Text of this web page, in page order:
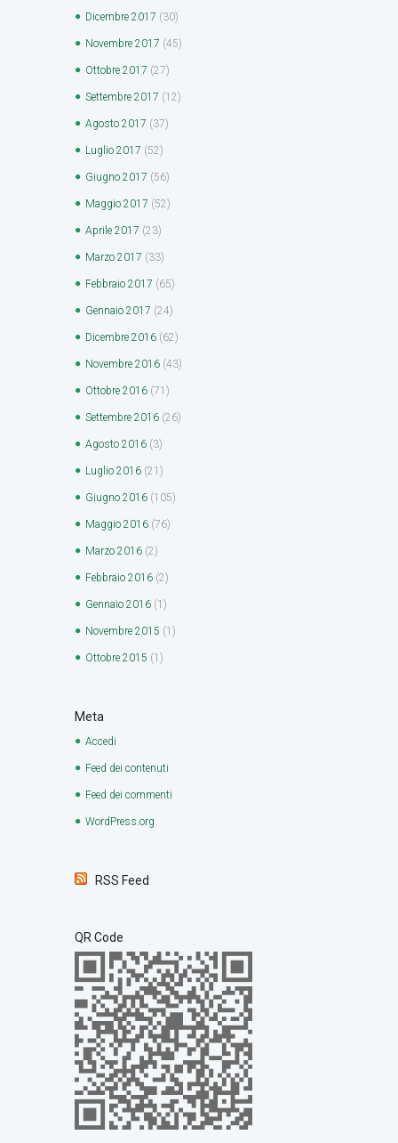
Dicembre 2017 (30)
Novembre 2017 (45)
Ottobre 2017 (27)
Settembre 2017 (12)
Agosto 2017 (37)
Luglio 2017 (52)
Giugno 2017 (56)
Maggio 2017 (52)
Aprile 2017 (23)
Marzo 2017 (33)
Febbraio 2017 (65)
Gennaio 2017 (24)
Dicembre 2016 (62)
Novembre 2016 (43)
Ottobre 2016 (71)
Settembre 2016 (26)
Agosto 2016 (3)
Luglio 2016 (21)
Giugno 2016 (105)
Maggio 2016 (76)
Marzo 2016 (2)
Febbraio 2016 (2)
Gennaio 2016 (1)
Novembre 2015 (1)
Ottobre 2015 (1)
Meta
Accedi
Feed dei contenuti
Feed dei commenti
WordPress.org
RSS Feed
QR Code